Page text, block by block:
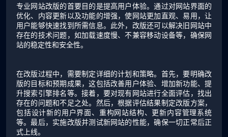
专业网站改版的首要目的是提高用户体验。通过对网站界面的
优化、内容更新以及功能的增强，使网站更加直观、易用，让
用户能够快速找到所需信息。此外，改版还可以解决旧网站中
存在的技术问题，如加载速度慢、不兼容移动设备等，确保网
站的稳定性和安全性。
在改版过程中，需要制定详细的计划和策略。首先，要明确改
版的目标和预期成果，这包括改善用户体验、增加新功能、提
升搜索引擎排名等。接着，要对现有网站进行全面评估，找出
存在的问题和不足之处。然后，根据评估结果制定改版方案，
包括设计新的用户界面、重构网站结构、更新内容管理系统
等。最后，实施改版并测试新网站的性能，确保一切正常后正
式上线。